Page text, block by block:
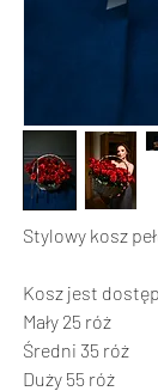
Stylowy kosz
Kosz jest
Mały 25 róż
Średni 35 róż
Duży 55 róż